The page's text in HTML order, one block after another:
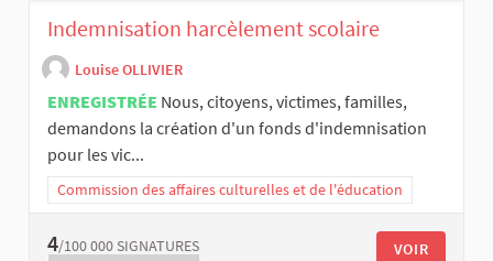
Indemnisation harcèlement scolaire
Louise OLLIVIER
ENREGISTRÉE Nous, citoyens, victimes, familles,
demandons la création d'un fonds d'indemnisation
pour les vic...
Commission des affaires culturelles et de l'éducation
4/100 000 SIGNATURES VOIR